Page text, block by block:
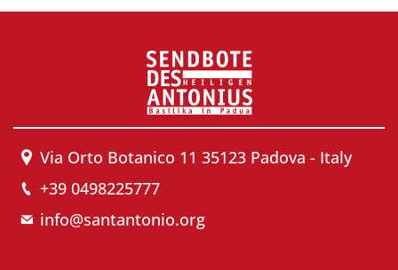
Via Orto Botanico 11 35123 Padova - Italy
+39 0498225777
info@santantonio.org